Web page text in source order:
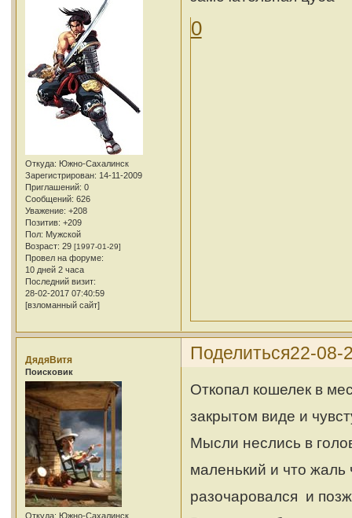
Откуда: Южно-Сахалинск
Зарегистрирован: 14-11-2009
Приглашений: 0
Сообщений: 626
Уважение: +208
Позитив: +209
Пол: Мужской
Возраст: 29 [1997-01-29]
Провел на форуме:
10 дней 2 часа
Последний визит:
28-02-2017 07:40:59
[взломанный сайт]
0
Поделиться22-08-
ДядяВитя
Поисковик
Откуда: Южно-Сахалинск
Откопал кошелек в
закрытом виде и
Мысли неслись в
маленький и что
разочаровался и